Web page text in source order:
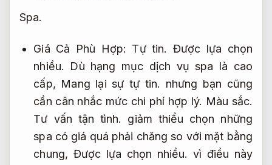
Spa.
Giá Cả Phù Hợp: Tự tin. Được lựa chọn
nhiều. Dù hạng mục dịch vụ spa là cao
cấp, Mang lại sự tự tin. nhưng bạn cũng
cần cân nhắc mức chi phí hợp lý. Màu sắc.
Tư vấn tận tình.
giảm thiểu chọn những
spa có giá quá phải chăng so với mặt bằng
chung, Được lựa chọn nhiều. vì điều này